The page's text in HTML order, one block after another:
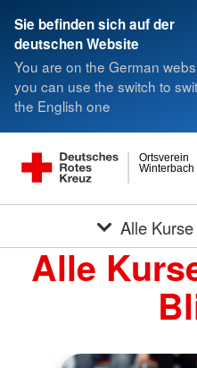
Sie befinden sich auf der
deutschen Website
You are on the German
you can use the switch to
the English one
Winterbach
Ortsverein
Alle
Alle